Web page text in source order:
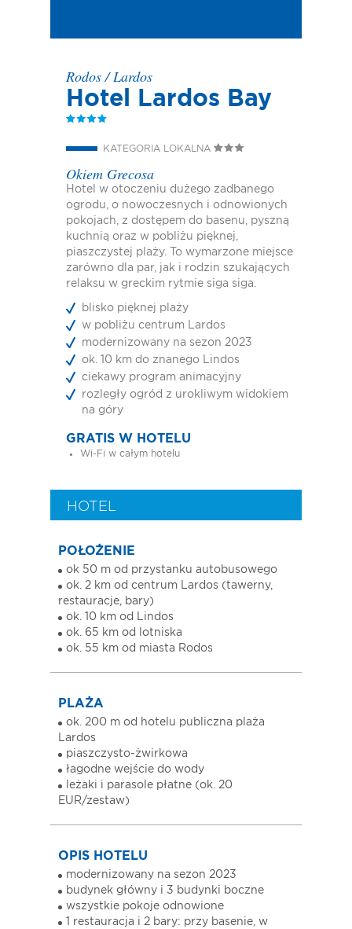
Rodos/Lardos
Hotel Lardos Bay
KATEGORIA LOKALNA
Okiem Grecosa
Hotel w otoczeniu dużego zadbanego
ogrodu, o nowoczesnych i odnowionych
pokojach, z dostępem do basenu, pyszną
kuchnią oraz w pobliżu pięknej,
piaszczystej plaży. To wymarzone miejsce
zarówno dla par, jak i rodzin szukających
relaksu w greckim rytmie siga siga.
blisko pięknej plaży
w pobliżu centrum Lardos
modernizowany na sezon 2023
ok. 10 km do znanego Lindos
ciekawy program animacyjny
rozległy ogród z urokliwym widokiem
na góry
GRATIS W HOTELU
Wi-Fi w całym hotelu
HOTEL
POŁOŻENIE
ok 50 m od przystanku autobusowego
ok. 2 km od centrum Lardos (tawerny,
restauracje, bary)
ok. 10 km od Lindos
ok. 65 km od lotniska
ok. 55 km od miasta Rodos
PLAŻA
ok. 200 m od hotelu publiczna plaża
Lardos
piaszczysto-żwirkowa
łagodne wejście do wody
leżaki i parasole płatne (ok. 20
EUR/zestaw)
OPIS HOTELU
modernizowany na sezon 2023
budynek główny i 3 budynki boczne
wszystkie pokoje odnowione
1 restauracja i 2 bary: przy basenie, w